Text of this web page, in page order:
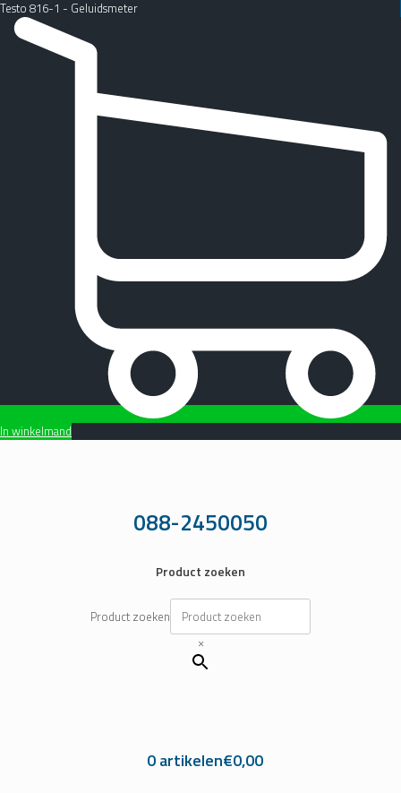
Testo 816-1 - Geluidsmeter
In winkelmand
088-2450050
Product zoeken
Product zoeken
×
0 artikelen€0,00